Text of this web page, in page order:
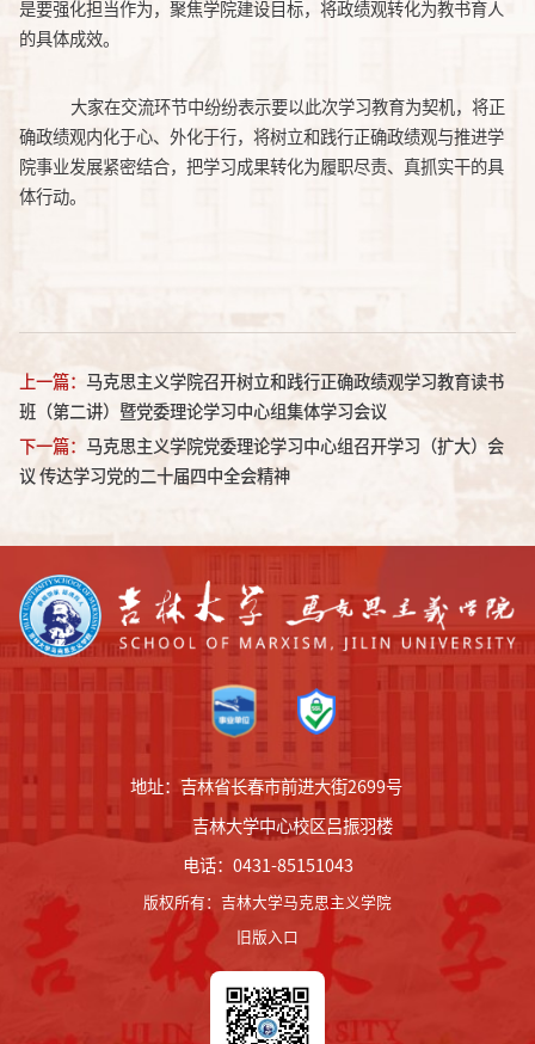
是要强化担当作为，聚焦学院建设目标，将政绩观转化为教书育人
的具体成效。
大家在交流环节中纷纷表示要以此次学习教育为契机，将正
确政绩观内化于心、外化于行，将树立和践行正确政绩观与推进学
院事业发展紧密结合，把学习成果转化为履职尽责、真抓实干的具
体行动。
上一篇： 马克思主义学院召开树立和践行正确政绩观学习教育读书
班（第二讲）暨党委理论学习中心组集体学习会议
下一篇： 马克思主义学院党委理论学习中心组召开学习（扩大）会
议 传达学习党的二十届四中全会精神
地址：吉林省长春市前进大街2699号
吉林大学中心校区吕振羽楼
电话：0431-85151043
版权所有： 吉林大学马克思主义学院
旧版入口